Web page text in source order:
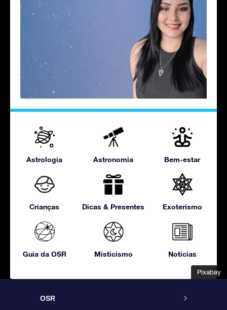
Pixabay
Pixabay
Astrologia Astronomia Bem-estar
Crianças Dicas & Presentes Exoterismo
Guia da OSR Misticismo Notícias
OSR